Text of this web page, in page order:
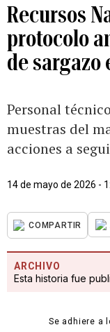
Recursos
protocolo
de sargazo
Personal
muestras del
acciones a
14 de mayo de 2026 -
COMPARTIR
ARCHIVO
Esta historia fue
Se adhiere a